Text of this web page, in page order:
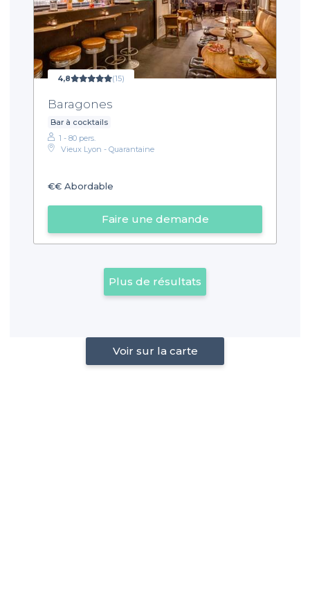
4,8 (15)
Baragones
Bar à cocktails
1 - 80 pers.
Vieux Lyon - Quarantaine
€€ Abordable
Faire une demande
Plus de résultats
Voir sur la carte